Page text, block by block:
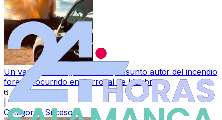
Un varón, investigado como presunto autor del incendio
forestal ocurrido en Berrocal de Huebra
6 ago 2026
Categoría:Sucesos